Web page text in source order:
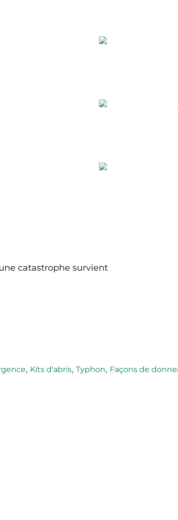
catastrophe survient
, Kits d'abris, Typhon, Façons de